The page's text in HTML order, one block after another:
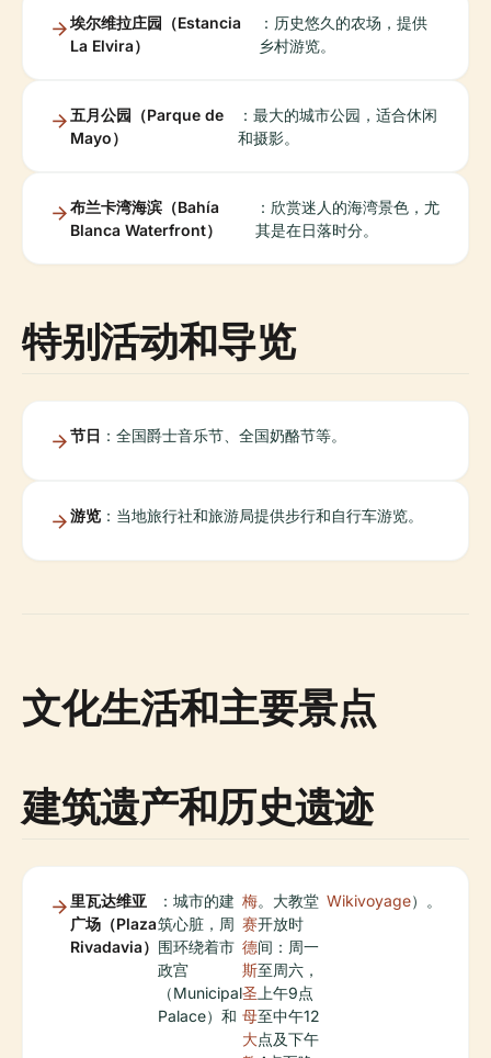
埃尔维拉庄园（Estancia
La Elvira）
：历史悠久的农场，提供
乡村游览。
五月公园（Parque de
Mayo）
：最大的城市公园，适合休闲
和摄影。
布兰卡湾海滨（Bahía
Blanca Waterfront）
：欣赏迷人的海湾景色，尤
其是在日落时分。
特别活动和导览
节日 ：全国爵士音乐节、全国奶酪节等。
游览 ：当地旅行社和旅游局提供步行和自行车游览。
文化生活和主要景点
建筑遗产和历史遗迹
里瓦达维亚
广场（Plaza
Rivadavia）
：城市的建
筑心脏，周
围环绕着市
政宫
（Municipal
Palace）和
梅
赛
德
斯
圣
母
大
。大教堂
开放时
间：周一
至周六，
上午9点
至中午12
点及下午
Wikivoyage）。